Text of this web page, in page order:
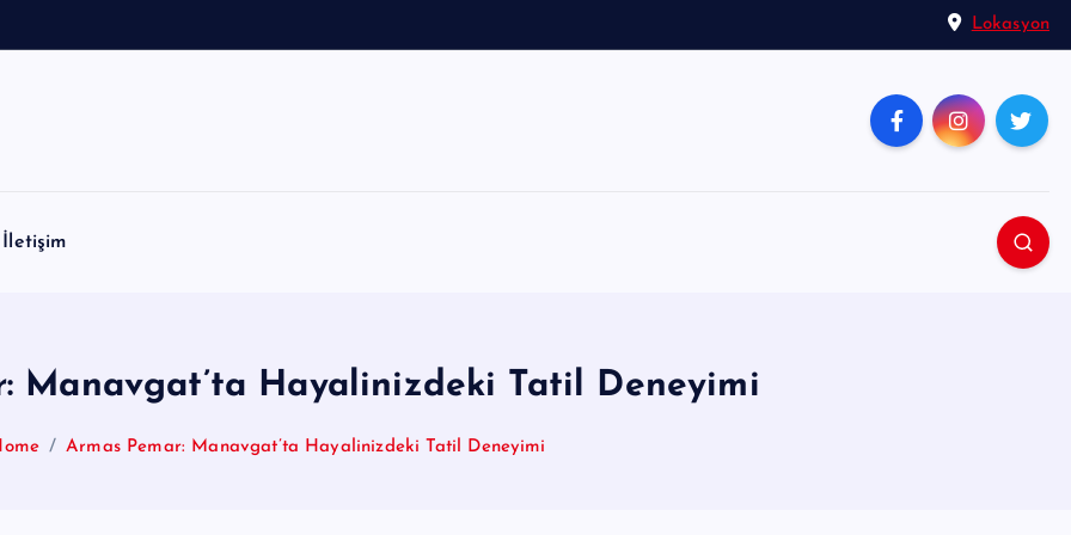
Lokasyon
İletişim
Manavgat’ta Hayalinizdeki Tatil Deneyimi
Armas Pemar: Manavgat’ta Hayalinizdeki Tatil Deneyimi